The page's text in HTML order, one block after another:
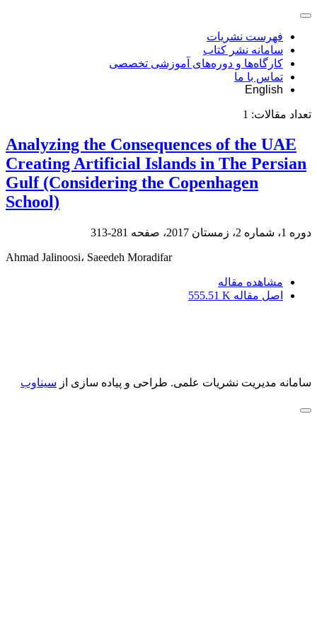
فهرست نشریات
سامانه نشر کتاب
کارگاه‌ها و دوره‌های آموزشی تخصصی
تماس با ما
English
تعداد مقالات: 1
Analyzing the Consequences of the UAE
Creating Artificial Islands in The Persian
Gulf (Considering the Copenhagen
School)
دوره 1، شماره 2، زمستان 2017، صفحه 281-313
Ahmad Jalinoosi، Saeedeh Moradifar
مشاهده مقاله
اصل مقاله 555.51 K
سامانه مدیریت نشریات علمی. طراحی و پیاده سازی از سیناوب